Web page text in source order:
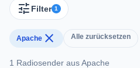
tune Filter 1
Apache close Alle zurücksetzen
1 Radiosender aus Apache